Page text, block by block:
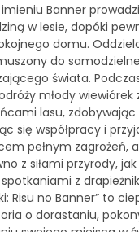
Banner
w lesie, dopóki
domu.
do
świata.
młody wiewiórek
lasu,
się współpracy i
pełnym zagrożeń,
z siłami przyrody, jak
z
Risu no Banner” to
o dorastaniu,